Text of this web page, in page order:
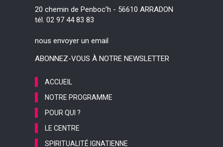
20 chemin de Penboc’h - 56610 ARRADON
tél. 02 97 44 83 83
nous envoyer un email
ABONNEZ-VOUS À NOTRE NEWSLETTER
ACCUEIL
NOTRE PROGRAMME
POUR QUI ?
LE CENTRE
SPIRITUALITÉ IGNATIENNE